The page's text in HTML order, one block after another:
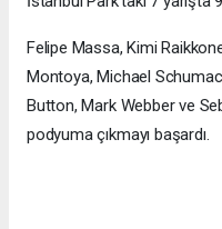
Felipe Massa, Kimi
Montoya, Michael
Button, Mark Webber ve
podyuma çıkmayı başardı.